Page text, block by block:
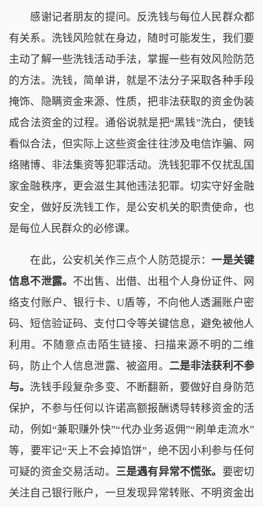
感谢记者朋友的提问。反洗钱与每位人民群众都
有关系。洗钱风险就在身边，随时可能发生，我们要
主动了解一些洗钱活动手法，掌握一些有效风险防范
的方法。洗钱，简单讲，就是不法分子采取各种手段
掩饰、隐瞒资金来源、性质，把非法获取的资金伪装
成合法资金的过程。通俗说就是把“黑钱”洗白，使钱
看似合法，但实际上这些资金往往涉及电信诈骗、网
络赌博、非法集资等犯罪活动。洗钱犯罪不仅扰乱国
家金融秩序，更会滋生其他违法犯罪。切实守好金融
安全，做好反洗钱工作，是公安机关的职责使命，也
是每位人民群众的必修课。
在此，公安机关作三点个人防范提示：一是关键
信息不泄露。 不出售、出借、出租个人身份证件、网
络支付账户、银行卡、U盾等，不向他人透漏账户密
码、短信验证码、支付口令等关键信息，避免被他人
利用。不随意点击陌生链接、扫描来源不明的二维
码，防止个人信息泄露、被盗用。 二是非法获利不参
与。 洗钱手段复杂多变、不断翻新，要做好自身防范
保护，不参与任何以许诺高额报酬诱导转移资金的活
动，例如“兼职赚外快”“代办业务返佣”“刷单走流水”
等，要牢记“天上不会掉馅饼”，绝不因小利参与任何
可疑的资金交易活动。 三是遇有异常不慌张。 要密切
关注自己银行账户，一旦发现异常转账、不明资金出